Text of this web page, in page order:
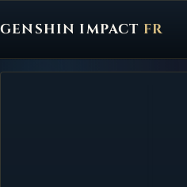
GENSHIN IMPACT FR
Genshin Impact FR, retour à l'accueil